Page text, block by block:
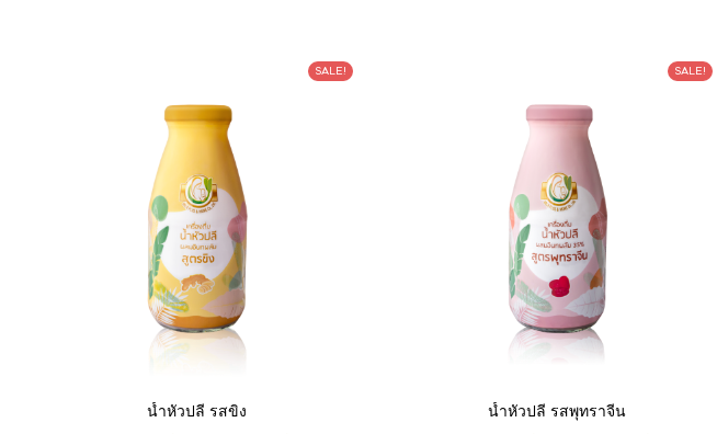
SALE!
น้ำหัวปลี รสขิง
SALE!
น้ำหัวปลี รสพุทราจีน